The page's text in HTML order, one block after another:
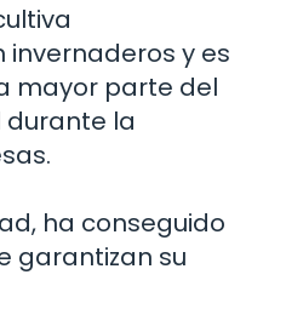
y es
mayor parte del
la
ha conseguido
garantizan su